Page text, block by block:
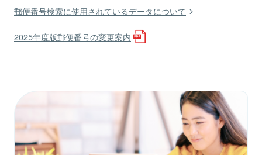
郵便番号検索に使用されているデータについて
2025年度版郵便番号の変更案内